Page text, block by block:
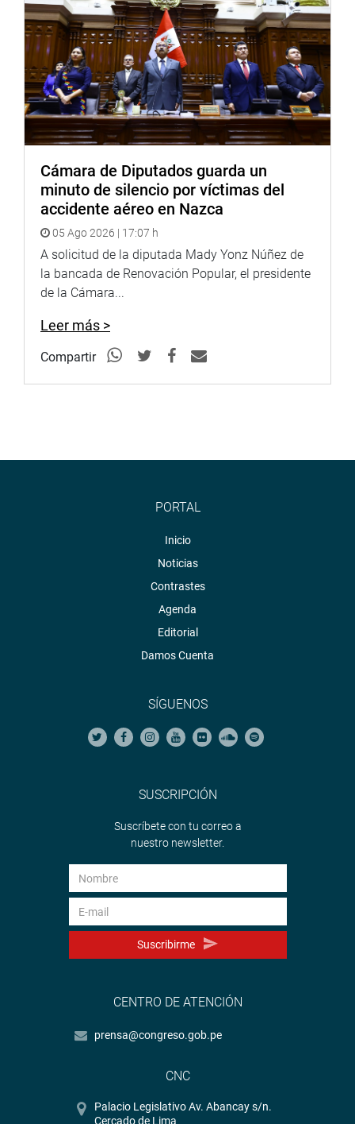
Cámara de Diputados guarda un
minuto de silencio por víctimas del
accidente aéreo en Nazca
05 Ago 2026 | 17:07 h
A solicitud de la diputada Mady Yonz Núñez de
la bancada de Renovación Popular, el presidente
de la Cámara...
Leer más >
Compartir
PORTAL
Inicio
Noticias
Contrastes
Agenda
Editorial
Damos Cuenta
SÍGUENOS
SUSCRIPCIÓN
Suscríbete con tu correo a
nuestro newsletter.
Suscribirme
CENTRO DE ATENCIÓN
prensa@congreso.gob.pe
CNC
Palacio Legislativo Av. Abancay s/n.
Cercado de Lima